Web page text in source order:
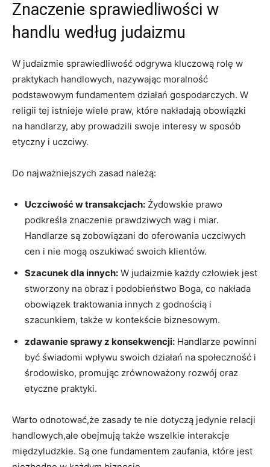
Znaczenie sprawiedliwości w
handlu według judaizmu
W judaizmie sprawiedliwość odgrywa kluczową rolę w
praktykach handlowych, nazywając moralność
podstawowym fundamentem działań gospodarczych. W
religii tej istnieje wiele praw, które nakładają obowiązki
na handlarzy, aby prowadzili swoje interesy w sposób
etyczny i uczciwy.
Do najważniejszych zasad należą:
Uczciwość w transakcjach: Żydowskie prawo
podkreśla znaczenie prawdziwych wag i miar.
Handlarze są zobowiązani do oferowania uczciwych
cen i nie mogą oszukiwać swoich klientów.
Szacunek dla innych: W judaizmie każdy człowiek jest
stworzony na obraz i podobieństwo Boga, co nakłada
obowiązek traktowania innych z godnością i
szacunkiem, także w kontekście biznesowym.
zdawanie sprawy z konsekwencji: Handlarze powinni
być świadomi wpływu swoich działań na społeczność i
środowisko, promując zrównoważony rozwój oraz
etyczne praktyki.
Warto odnotować,że zasady te nie dotyczą jedynie relacji
handlowych,ale obejmują także wszelkie interakcje
międzyludzkie. Są one fundamentem zaufania, które jest